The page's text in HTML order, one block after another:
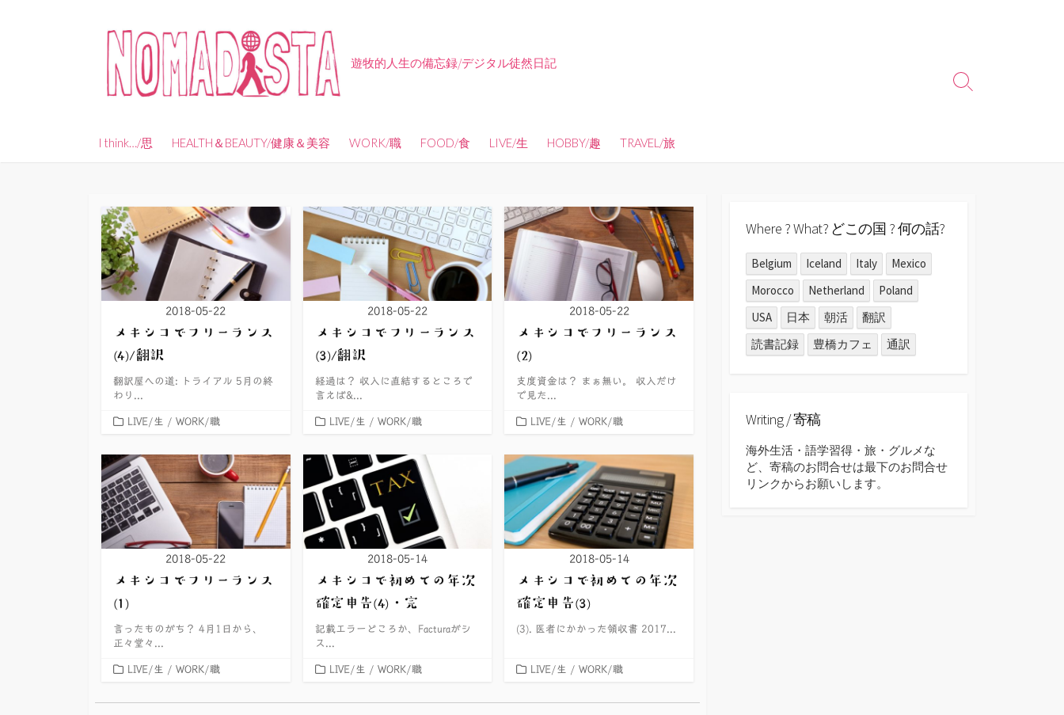
遊牧的人生の備忘録/デジタル徒然日記
I think…/思 HEALTH＆BEAUTY/健康＆美容 WORK/職 FOOD/食 LIVE/生 HOBBY/趣 TRAVEL/旅
検
2018-05-22
メキシコでフリーランス
(4)/翻訳
翻訳屋への道: トライアル 5月の終
わり...
カ
ゴ
リ
ー
LIVE/生 / WORK/職
2018-05-22
メキシコでフリーランス
(3)/翻訳
経過は？ 収入に直結するところで
言えば&...
カ
ゴ
リ
ー
LIVE/生 / WORK/職
2018-05-22
メキシコでフリーランス
(2)
支度資金は？ まぁ無い。 収入だけ
で見た...
カ
ゴ
リ
ー
LIVE/生 / WORK/職
2018-05-22
メキシコでフリーランス
(1)
言ったものがち？ 4月1日から、
正々堂々...
カ
ゴ
LIVE/生 / WORK/職
2018-05-14
メキシコで初めての年次
確定申告(4)・完
記載エラーどころか、Facturaがシ
ス...
カ
ゴ
LIVE/生 / WORK/職
2018-05-14
メキシコで初めての年次
確定申告(3)
(3). 医者にかかった領収書 2017...
カ
ゴ
LIVE/生 / WORK/職
Where ? What? どこの国 ? 何の話?
Belgium Iceland Italy
Mexico
Morocco
Netherland
Poland
USA
日本 朝活
翻訳
読書記録
豊橋カフェ 通訳
Writing / 寄稿
海外生活・語学習得・旅・グルメな
ど、寄稿のお問合せは最下のお問合せ
リンクからお願いします。